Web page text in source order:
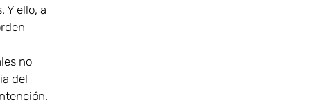
Y ello, a
no
del